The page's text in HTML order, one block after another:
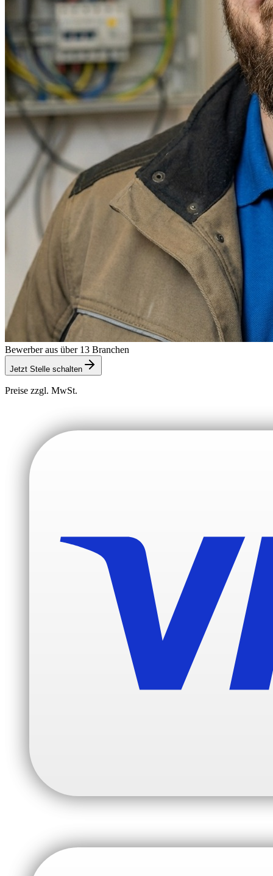
Bewerber aus über 13 Branchen
Jetzt Stelle schalten
Preise zzgl. MwSt.